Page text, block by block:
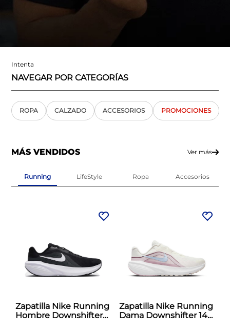
Intenta
NAVEGAR POR CATEGORÍAS
ROPA CALZADO ACCESORIOS PROMOCIONES
MÁS VENDIDOS Ver más
Running LifeStyle Ropa Accesorios
Zapatilla Nike Running
Hombre Downshifter
Zapatilla Nike Running
Dama Downshifter 14